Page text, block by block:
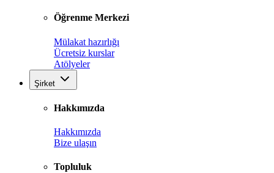
Öğrenme Merkezi
Mülakat hazırlığı
Ücretsiz kurslar
Atölyeler
Şirket
Hakkımızda
Hakkımızda
Bize ulaşın
Topluluk